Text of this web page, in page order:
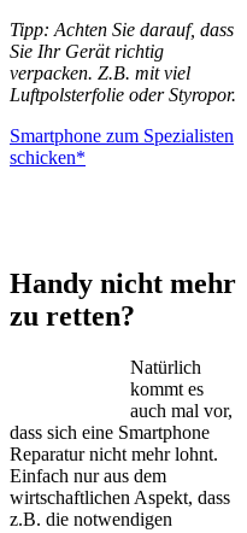
Tipp: Achten Sie darauf, dass
Sie Ihr Gerät richtig
verpacken. Z.B. mit viel
Luftpolsterfolie oder Styropor.
Smartphone zum Spezialisten
schicken*
Handy nicht mehr
zu retten?
Natürlich
kommt es
auch mal vor,
dass sich eine Smartphone
Reparatur nicht mehr lohnt.
Einfach nur aus dem
wirtschaftlichen Aspekt, dass
z.B. die notwendigen